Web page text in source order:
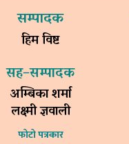
सम्पादक
हिम विष्ट
सह–सम्पादक
अम्बिका शर्मा
लक्ष्मी ज्ञवाली
फोटो पत्रकार